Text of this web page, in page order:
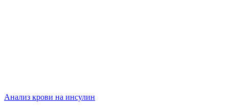
Анализ крови на инсулин